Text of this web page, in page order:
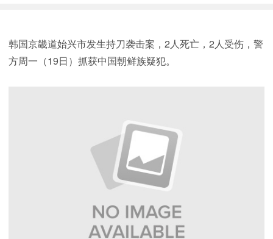
韩国京畿道始兴市发生持刀袭击案，2人死亡，2人受伤，警
方周一（19日）抓获中国朝鲜族疑犯。